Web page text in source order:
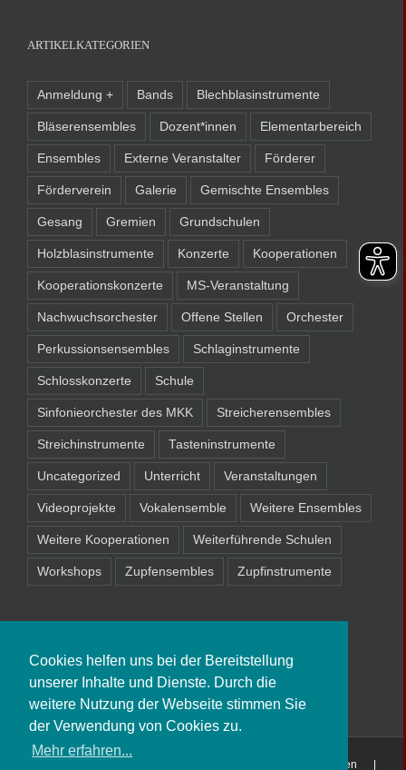
Cookies helfen uns bei der Bereitstellung
unserer Inhalte und Dienste. Durch die
weitere Nutzung der Webseite stimmen Sie
der Verwendung von Cookies zu.
Mehr erfahren...
ARTIKELKATEGORIEN
Anmeldung + Bands Blechblasinstrumente
Bläserensembles Dozent*innen Elementarbereich
Ensembles Externe Veranstalter Förderer
Förderverein Galerie Gemischte Ensembles
Gesang Gremien Grundschulen
Holzblasinstrumente Konzerte Kooperationen
Kooperationskonzerte MS-Veranstaltung
Nachwuchsorchester Offene Stellen Orchester
Perkussionsensembles Schlaginstrumente
Schlosskonzerte Schule
Sinfonieorchester des MKK Streicherensembles
Streichinstrumente Tasteninstrumente
Uncategorized Unterricht Veranstaltungen
Videoprojekte Vokalensemble Weitere Ensembles
Weitere Kooperationen Weiterführende Schulen
Workshops Zupfensembles Zupfinstrumente
2026 Musikschule Schöneck-Nidderau-Niederdorfelden |